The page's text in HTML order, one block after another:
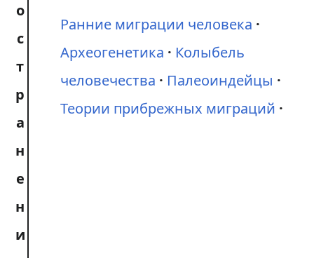
о
с
т
р
а
н
е
н
и
Ранние миграции человека
Археогенетика
Колыбель
человечества
Палеоиндейцы
Теории прибрежных миграций